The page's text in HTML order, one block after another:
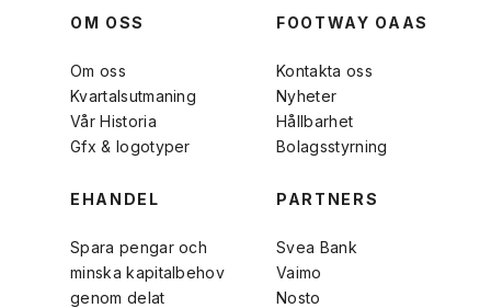
OM OSS
Om oss
Kvartalsutmaning
Vår Historia
Gfx & logotyper
FOOTWAY OAAS
Kontakta oss
Nyheter
Hållbarhet
Bolagsstyrning
EHANDEL
Spara pengar och
minska kapitalbehov
genom delat
PARTNERS
Svea Bank
Vaimo
Nosto